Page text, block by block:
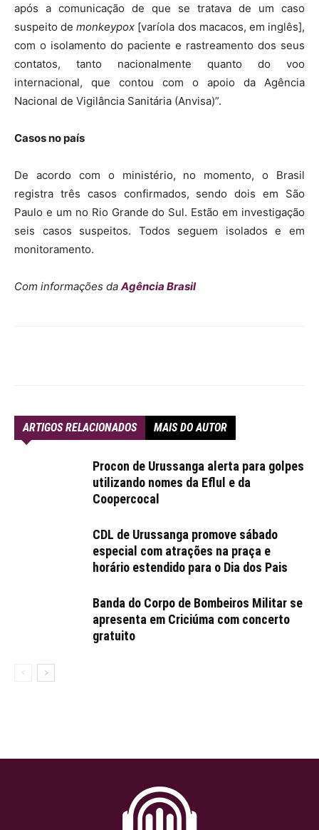
após a comunicação de que se tratava de um caso
suspeito de monkeypox [varíola dos macacos, em inglês],
com o isolamento do paciente e rastreamento dos seus
contatos, tanto nacionalmente quanto do voo
internacional, que contou com o apoio da Agência
Nacional de Vigilância Sanitária (Anvisa)”.
Casos no país
De acordo com o ministério, no momento, o Brasil
registra três casos confirmados, sendo dois em São
Paulo e um no Rio Grande do Sul. Estão em investigação
seis casos suspeitos. Todos seguem isolados e em
monitoramento.
Com informações daAgência Brasil
ARTIGOS RELACIONADOS MAIS DO AUTOR
Procon de Urussanga alerta para golpes
utilizando nomes da Eflul e da
Coopercocal
CDL de Urussanga promove sábado
especial com atrações na praça e
horário estendido para o Dia dos Pais
Banda do Corpo de Bombeiros Militar se
apresenta em Criciúma com concerto
gratuito